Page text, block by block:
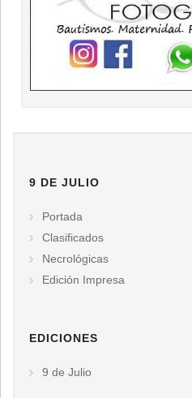
9 DE JULIO
Portada
Clasificados
Necrológicas
Edición Impresa
EDICIONES
9 de Julio